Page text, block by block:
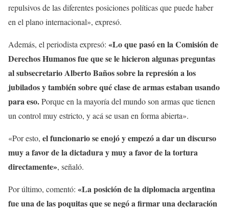
repulsivos de las diferentes posiciones políticas que puede haber
en el plano internacional», expresó.
Además, el periodista expresó: «Lo que pasó en la Comisión de
Derechos Humanos fue que se le hicieron algunas preguntas
al subsecretario Alberto Baños sobre la represión a los
jubilados y también sobre qué clase de armas estaban usando
para eso.Porque en la mayoría del mundo son armas que tienen
un control muy estricto, y acá se usan en forma abierta».
«Por esto, el funcionario se enojó y empezó a dar un discurso
muy a favor de la dictadura y muy a favor de la tortura
directamente», señaló.
Por último, comentó: «La posición de la diplomacia argentina
fue una de las poquitas que se negó a firmar una declaración